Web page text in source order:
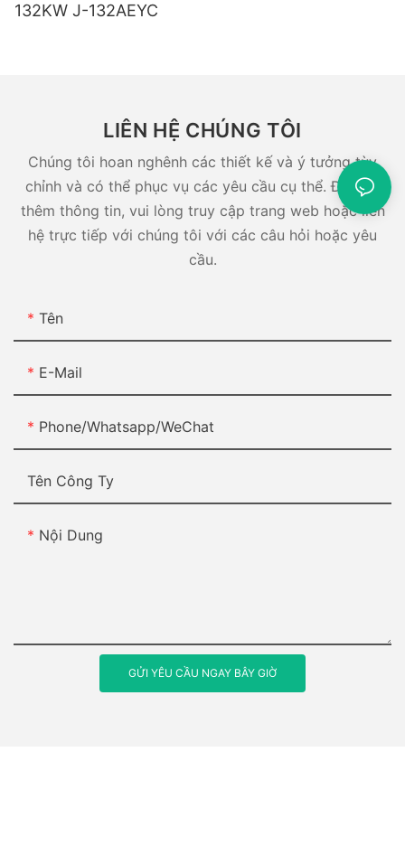
132KW J-132AEYC
LIÊN HỆ CHÚNG TÔI
Chúng tôi hoan nghênh các thiết kế và ý tưởng tùy
chỉnh và có thể phục vụ các yêu cầu cụ thể. Để biết
thêm thông tin, vui lòng truy cập trang web hoặc liên
hệ trực tiếp với chúng tôi với các câu hỏi hoặc yêu
cầu.
Tên
E-Mail
Phone/Whatsapp/WeChat
Tên Công Ty
Nội Dung
GỬI YÊU CẦU NGAY BÂY GIỜ